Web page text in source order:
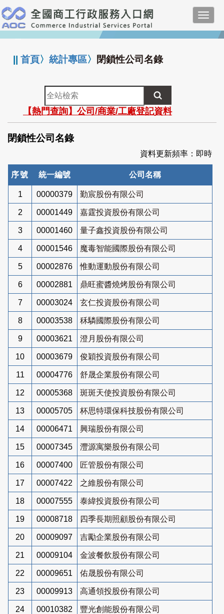
跳
到
主
要
:::
||首頁〉統計專區〉 閉鎖性公司名錄
全
站
檢
索
【熱門查詢】公司/商業/工廠登記資料
閉鎖性公司名錄
資料更新頻率：即時
序號 統一編號 公司名稱
1 00000379 勤宸股份有限公司
2 00001449 嘉霆投資股份有限公司
3 00001460 量子鑫投資股份有限公司
4 00001546 魔毒智能國際股份有限公司
5 00002876 惟動運動股份有限公司
6 00002881 鼎旺蜜醬燒烤股份有限公司
7 00003024 玄仁投資股份有限公司
8 00003538 秝驎國際股份有限公司
9 00003621 澄月股份有限公司
10 00003679 俊穎投資股份有限公司
11 00004776 舒晟企業股份有限公司
12 00005368 斑斑天使投資股份有限公司
13 00005705 杯思特環保科技股份有限公司
14 00006471 興瑞股份有限公司
15 00007345 灃源寓樂股份有限公司
16 00007400 匠管股份有限公司
17 00007422 之維股份有限公司
18 00007555 泰緯投資股份有限公司
19 00008718 四季長期照顧股份有限公司
20 00009097 吉勵企業股份有限公司
21 00009104 金波餐飲股份有限公司
22 00009651 佑晟股份有限公司
23 00009913 高通領投股份有限公司
24 00010382 豐光創能股份有限公司